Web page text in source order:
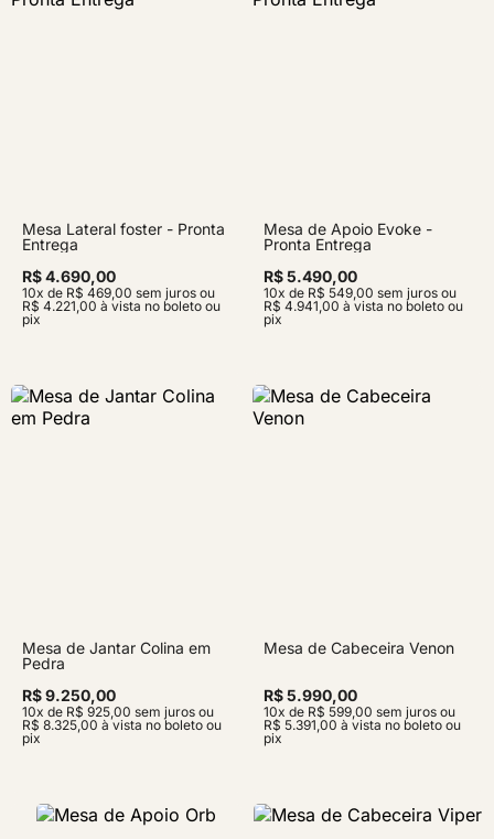
Mesa Lateral foster - Pronta
Entrega
R$ 4.690,00
10x de R$ 469,00 sem juros ou
R$ 4.221,00 à vista no boleto ou
pix
Mesa de Apoio Evoke -
Pronta Entrega
R$ 5.490,00
10x de R$ 549,00 sem juros ou
R$ 4.941,00 à vista no boleto ou
pix
Mesa de Jantar Colina em
Pedra
R$ 9.250,00
10x de R$ 925,00 sem juros ou
R$ 8.325,00 à vista no boleto ou
pix
Mesa de Cabeceira Venon
R$ 5.990,00
10x de R$ 599,00 sem juros ou
R$ 5.391,00 à vista no boleto ou
pix